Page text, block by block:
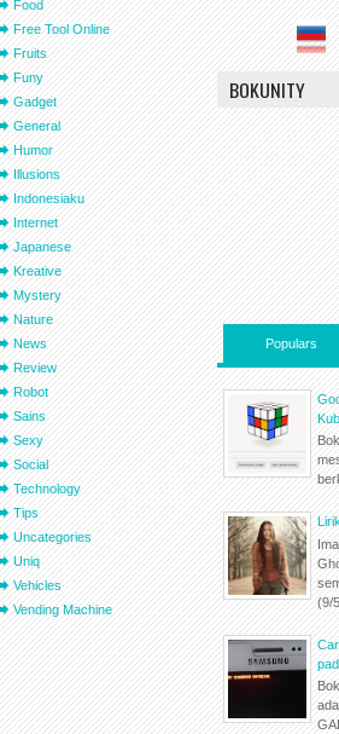
BOKUNITY
Populars
(9/
Food
Free Tool Online
Fruits
Funy
Gadget
General
Humor
Illusions
Indonesiaku
Internet
Japanese
Kreative
Mystery
Nature
News
Review
Robot
Sains
Sexy
Social
Technology
Tips
Uncategories
Uniq
Vehicles
Vending Machine